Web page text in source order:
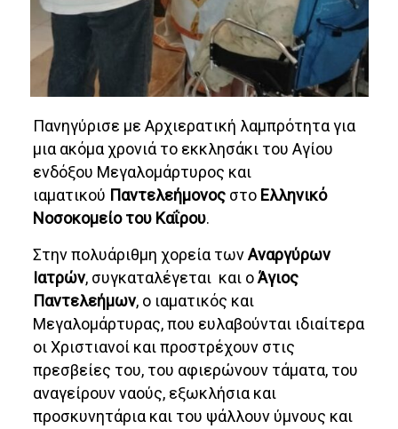
Πανηγύρισε με Αρχιερατική λαμπρότητα για
μια ακόμα χρονιά το εκκλησάκι του Αγίου
ενδόξου Μεγαλομάρτυρος και
ιαματικού Παντελεήμονος στο Ελληνικό
Νοσοκομείο του Καΐρου.
Στην πολυάριθμη χορεία τωνΑναργύρων
Ιατρών, συγκαταλέγεται και οΆγιος
Παντελεήμων, ο ιαματικός και
Μεγαλομάρτυρας, που ευλαβούνται ιδιαίτερα
οι Χριστιανοί και προστρέχουν στις
πρεσβείες του, του αφιερώνουν τάματα, του
αναγείρουν ναούς, εξωκλήσια και
προσκυνητάρια και του ψάλλουν ύμνους και